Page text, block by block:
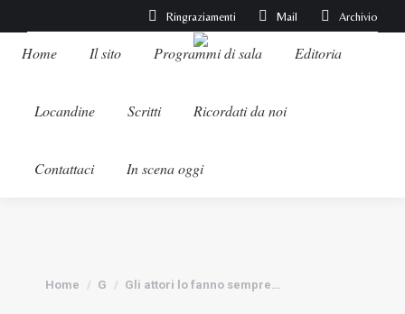
Ringraziamenti Mail Archivio
Home Il sito Programmi di sala Editoria
Locandine Scritti Ricordati da noi
Contattaci In scena oggi
Tu sei qui:
Home G Gli attori lo fanno sempre…